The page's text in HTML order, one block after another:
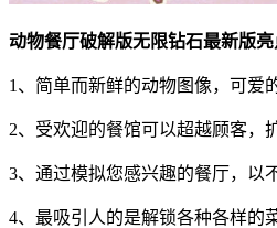
动物餐厅破解版无限钻石最新版亮
1、简单而新鲜的动物图像，可爱
2、受欢迎的餐馆可以超越顾客，
3、通过模拟您感兴趣的餐厅，以
4、最吸引人的是解锁各种各样的